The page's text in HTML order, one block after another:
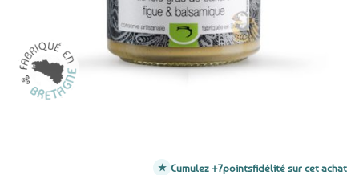
Cumulez +7pointsfidélité sur cet achat